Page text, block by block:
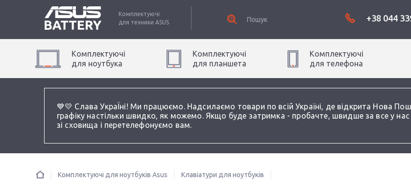
💙💛 Слава УкраЇні! Ми працюємо. Надсилаємо товари по всій Україні, де відкрита Нова
графіку настільки швидко, як можемо. Якщо буде затримка - пробачте, швидше за все у
зі сховища і перетелефонуємо вам.
Комплектуючі
для техники ASUS +38 044
Комплектуючі
для ноутбука
Комплектуючі
для планшета
Комплектуючі
для телефона
Комплектуючі для ноутбуків Asus Клавіатури для ноутбуків